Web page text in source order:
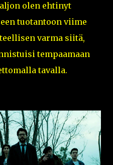
olen ehtinyt
tuotantoon viime
varma siitä,
tempaamaan
tavalla.